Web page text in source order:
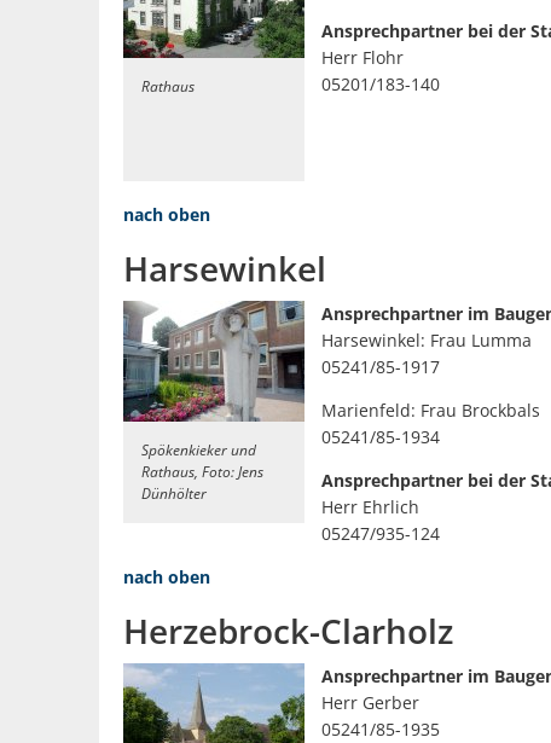
Rathaus
Ansprechpartner bei der
Herr Flohr
05201/183-140
nach oben
Harsewinkel
Spökenkieker und
Rathaus, Foto: Jens
Dünhölter
Ansprechpartner im
Harsewinkel: Frau Lumma
05241/85-1917
Marienfeld: Frau Brockbals
05241/85-1934
Ansprechpartner bei der
Herr Ehrlich
05247/935-124
nach oben
Herzebrock-Clarholz
Ansprechpartner im
Herr Gerber
05241/85-1935